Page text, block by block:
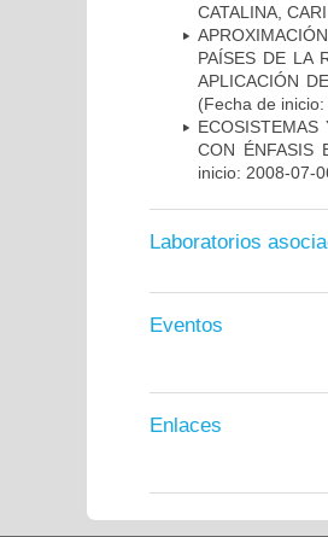
CATALINA,
PAÍSES DE LA
APLICACIÓN
(Fecha de
CON ÉNFASIS
inicio: 2008-07-
Laboratorios
Eventos
Enlaces